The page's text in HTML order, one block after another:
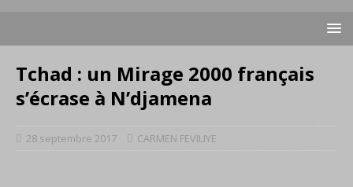
Tchad : un Mirage 2000 français
s’écrase à N’djamena
28 septembre 2017 CARMEN FEVILIYE